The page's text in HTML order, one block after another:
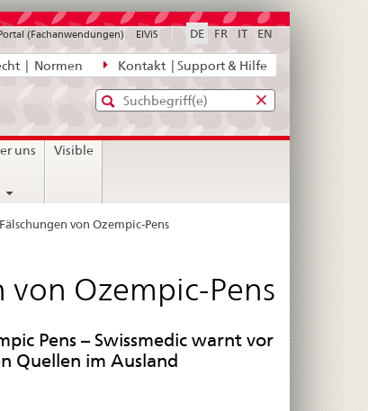
| Normen Kontakt | Support & Hilfe
DE FR IT EN
(Fachanwendungen) ElViS
Standard-
Suche
Eingabefenster
diefür
uns Visible
von Ozempic-Pens
Ozempic-Pens
Pens – Swissmedic warnt vor
Quellen im Ausland